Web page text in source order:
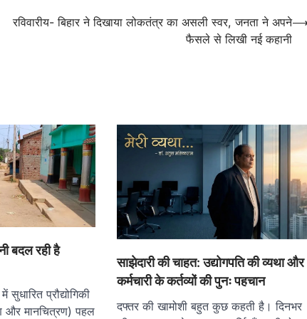
रविवारीय- बिहार ने दिखाया लोकतंत्र का असली स्वर, जनता ने अपने
फैसले से लिखी नई कहानी
बदल रही है
सुधारित प्रौद्योगिकी
और मानचित्रण) पहल
साझेदारी की चाहत: उद्योगपति की व्यथा और
कर्मचारी के कर्तव्यों की पुनः पहचान
दफ्तर की खामोशी बहुत कुछ कहती है। दिनभर